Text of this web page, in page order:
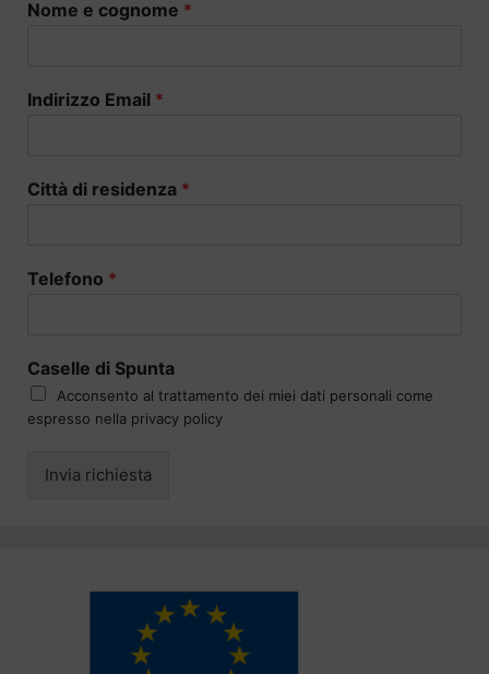
Nome e cognome *
Indirizzo Email *
Città di residenza *
Telefono *
Caselle di Spunta
Acconsento al trattamento dei miei dati personali come
espresso nella privacy policy
Invia richiesta